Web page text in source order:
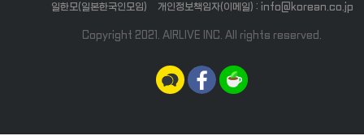
일한모(일본한국인모임) 개인정보책임자(이메일) : info@korean.co.jp
Copyright 2021. AIRLIVE INC. All rights reserved.